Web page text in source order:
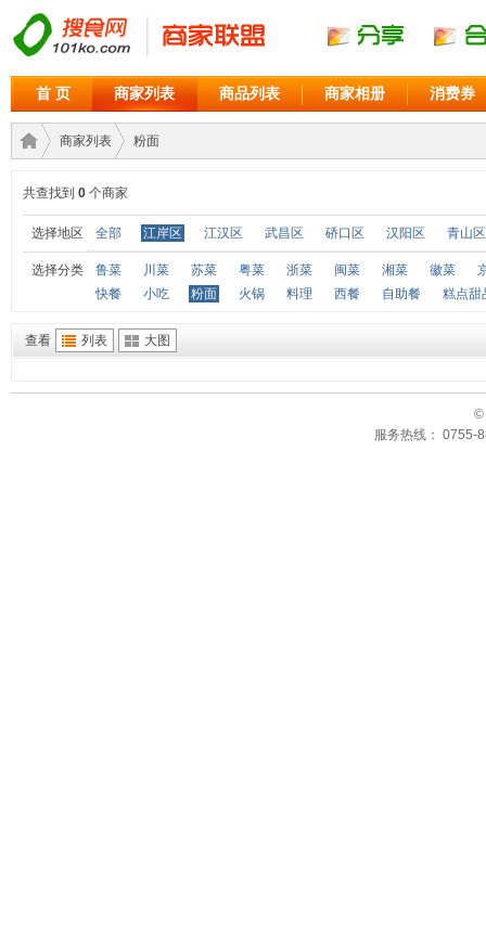
首 页 商家列表 商品列表 商家相册 消费券
商家›
商家列表
›
粉面
共查找到 0 个商家
选择地区 全部 江岸区 江汉区 武昌区 硚口区 汉阳区 青山区
选择分类 鲁菜 川菜 苏菜 粤菜 浙菜 闽菜 湘菜 徽菜
快餐
小吃 粉面 火锅 料理 西餐 自助餐 糕点甜
查看 列表 大图
©
服务热线： 0755-